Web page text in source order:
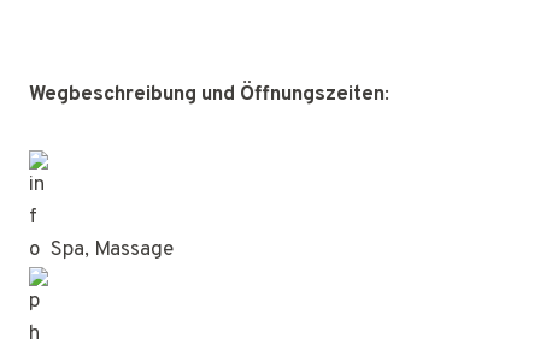
Wegbeschreibung und Öffnungszeiten:
Spa, Massage